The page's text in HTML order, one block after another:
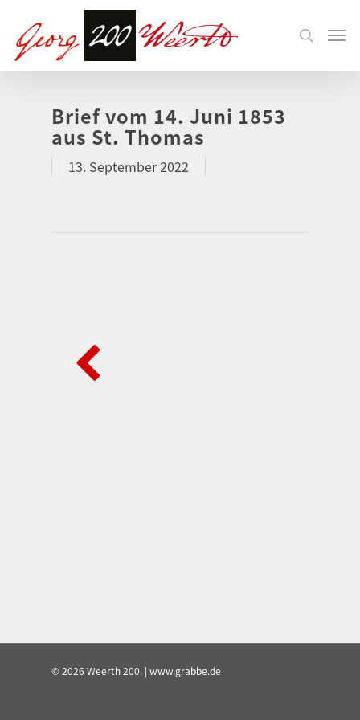
Brief vom 14. Juni 1853
aus St. Thomas
13. September 2022
© 2026 Weerth 200. | www.grabbe.de